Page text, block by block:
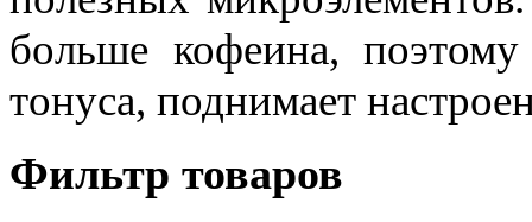
больше кофеина,
тонуса, поднимает
Фильтр товаров